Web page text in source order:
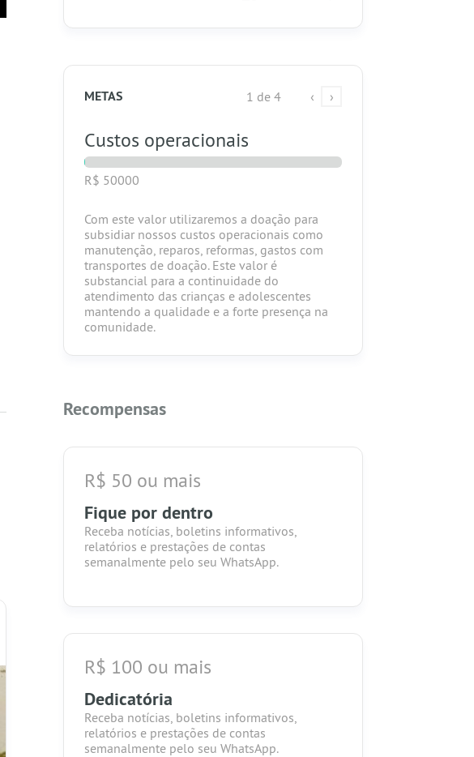
METAS 1 de 4 ‹ ›
Custos operacionais
R$ 50000
Com este valor utilizaremos a doação para
subsidiar nossos custos operacionais como
manutenção, reparos, reformas, gastos com
transportes de doação. Este valor é
substancial para a continuidade do
atendimento das crianças e adolescentes
mantendo a qualidade e a forte presença na
comunidade.
Recompensas
R$ 50 ou mais
Fique por dentro
Receba notícias, boletins informativos,
relatórios e prestações de contas
semanalmente pelo seu WhatsApp.
R$ 100 ou mais
Dedicatória
Receba notícias, boletins informativos,
relatórios e prestações de contas
semanalmente pelo seu WhatsApp.